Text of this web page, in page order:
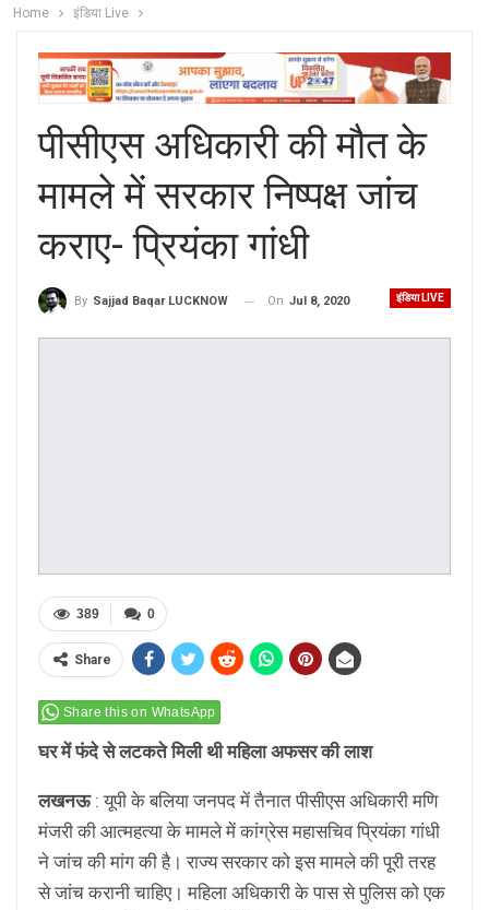
Home इंडिया Live
पीसीएस अधिकारी की मौत के
मामले में सरकार निष्पक्ष जांच
कराए- प्रियंका गांधी
इंडिया LIVE
By Sajjad Baqar LUCKNOW On Jul 8, 2020
0
389
Share
Share this on WhatsApp
घर में फंदे से लटकते मिली थी महिला अफसर की लाश
लखनऊ: यूपी के बलिया जनपद में तैनात पीसीएस अधिकारी मणि
मंजरी की आत्महत्या के मामले में कांग्रेस महासचिव प्रियंका गांधी
ने जांच की मांग की है। राज्य सरकार को इस मामले की पूरी तरह
से जांच करानी चाहिए। महिला अधिकारी के पास से पुलिस को एक